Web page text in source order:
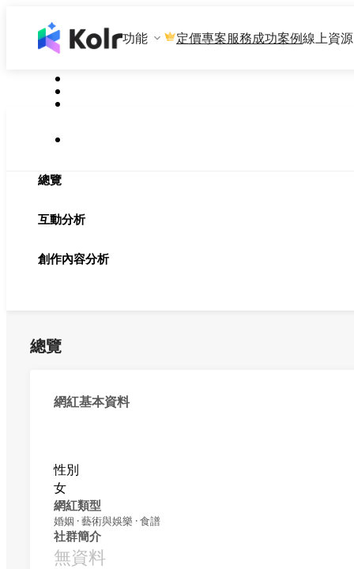
功能 定價專案服務成功案例線上資源
總覽
互動分析
創作內容分析
總覽
網紅基本資料
性別
女
網紅類型
婚姻 · 藝術與娛樂 · 食譜
社群簡介
無資料